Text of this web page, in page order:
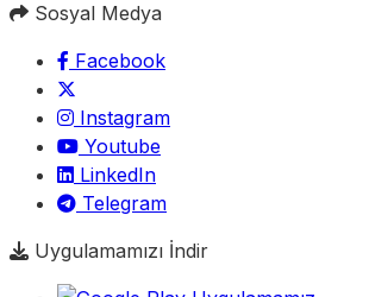
Sosyal Medya
Facebook
Instagram
Youtube
LinkedIn
Telegram
Uygulamamızı İndir